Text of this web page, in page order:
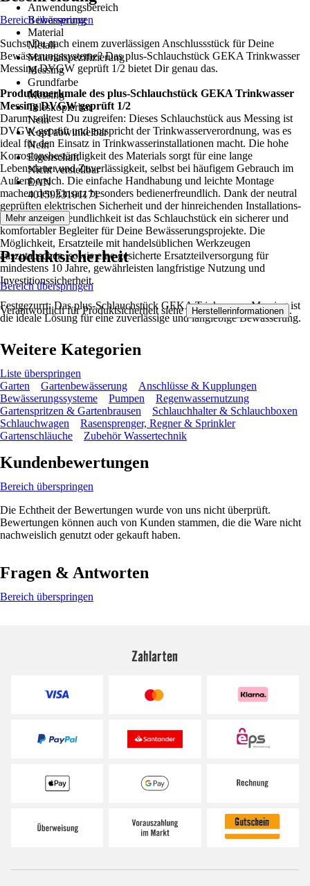
Anwendungsbereich
Bewässerung
Material
Metall
Materialspezifizierung
Messing
Grundfarbe
Messing
Teleskopierbar
Nein
Kopf abwinkelbar
Nein
Eigenschaft
Nicht verstellbar
EAN
4015933101171
Bereich überspringen
Suchst Du nach einem zuverlässigen Anschlussstück für Deine
Bewässerungssysteme? Das plus-Schlauchstück GEKA Trinkwasser
Messing DVGW geprüft 1/2 bietet Dir genau das.
Produktmerkmale des plus-Schlauchstück GEKA Trinkwasser
Messing DVGW geprüft 1/2
Darum solltest Du zugreifen: Dieses Schlauchstück aus Messing ist
DVGW-geprüft und entspricht der Trinkwasserverordnung, was es
ideal für den Einsatz in Trinkwasserinstallationen macht. Die hohe
Korrosionsbeständigkeit des Materials sorgt für eine lange
Lebensdauer und Zuverlässigkeit, selbst bei häufigem Gebrauch im
Außenbereich. Die einfache Handhabung und leichte Montage
machen den Einsatz besonders bedienerfreundlich. Dank der neutral
geprüften elektrischen Sicherheit und der hinreichenden Installations-
und Wartungsfreundlichkeit ist das Schlauchstück ein sicherer und
komfortabler Begleiter für Deine Bewässerungsprojekte. Die
Möglichkeit, Ersatzteile mit handelsüblichen Werkzeugen
auszutauschen, sowie eine gesicherte Ersatzteilversorgung für
mindestens 10 Jahre, gewährleisten langfristige Nutzung und
Investitionssicherheit.
Festgezurrt: Das plus-Schlauchstück GEKA Trinkwasser Messing ist
die ideale Lösung für eine zuverlässige und langlebige Bewässerung.
Mehr anzeigen
Produktsicherheit
Bereich überspringen
Verantwortlich für Produktsicherheit siehe Herstellerinformationen .
Weitere Kategorien
Liste überspringen
Garten
Gartenbewässerung
Anschlüsse & Kupplungen
Bewässerungssysteme
Pumpen
Regenwassernutzung
Gartenspritzen & Gartenbrausen
Schlauchhalter & Schlauchboxen
Schlauchwagen
Rasensprenger, Regner & Sprinkler
Gartenschläuche
Zubehör Wassertechnik
Kundenbewertungen
Bereich überspringen
Die Echtheit der Bewertungen wurde von uns nicht überprüft.
Bewertungen können auch von Kunden stammen, die die Ware nicht
nachweislich genutzt oder gekauft haben.
Fragen & Antworten
Bereich überspringen
Zahlarten